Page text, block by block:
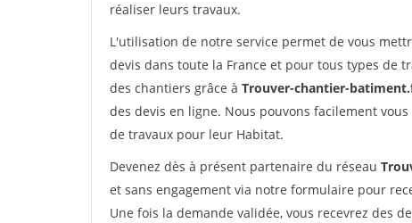
réaliser leurs travaux.
L'utilisation de notre service permet de vous
devis dans toute la France et pour tous types de
des chantiers grâce à Trouver-chantier-
des devis en ligne. Nous pouvons facilement
de travaux pour leur Habitat.
Devenez dès à présent partenaire du réseau
et sans engagement via notre formulaire pour
Une fois la demande validée, vous recevrez des